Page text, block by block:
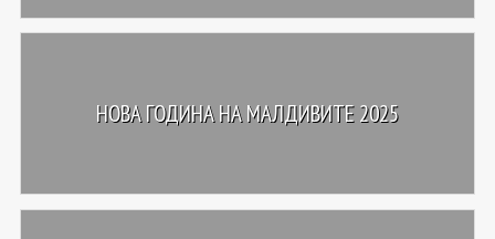
НОВА ГОДИНА НА МАЛДИВИТЕ 2025